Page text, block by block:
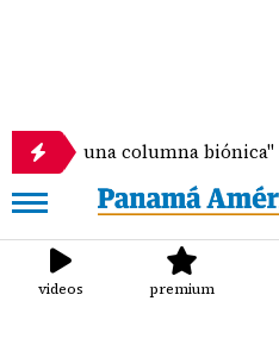
con una columna biónica"
videos premium